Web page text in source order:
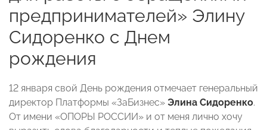
предпринимателей» Элину
Сидоренко с Днем
рождения
12 января свой День рождения отмечает генеральный
директор Платформы «ЗаБизнес» Элина Сидоренко.
От имени «ОПОРЫ РОССИИ» и от меня лично хочу